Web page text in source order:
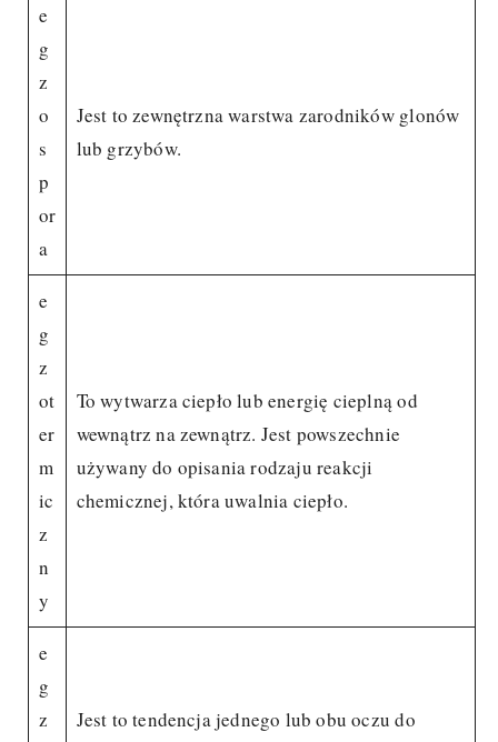
e
g
z
o
s
p
or
a
Jest to zewnętrzna warstwa zarodników glonów
lub grzybów.
e
g
z
ot
er
m
ic
z
n
y
To wytwarza ciepło lub energię cieplną od
wewnątrz na zewnątrz. Jest powszechnie
używany do opisania rodzaju reakcji
chemicznej, która uwalnia ciepło.
e
g
z
Jest to tendencja jednego lub obu oczu do